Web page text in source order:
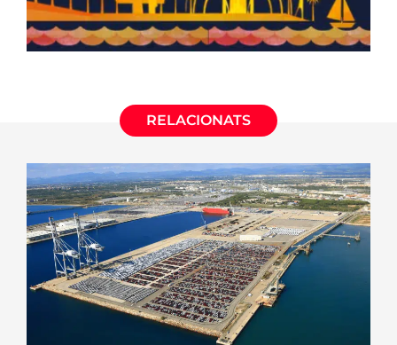
RELACIONATS